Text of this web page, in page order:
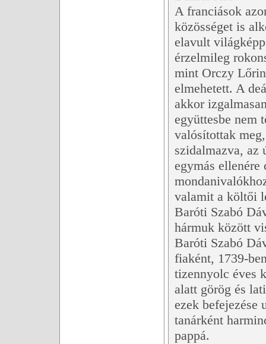
A franciások
közösséget is
elavult
érzelmileg
mint Orczy
elmehetett. A
akkor
együttesbe nem
valósítottak
szidalmazva, az
egymás
valamit a költői
Baróti Szabó
hármuk között
Baróti Szabó
fiaként, 1739-
tizennyolc éves
alatt görög és
ezek befejezése
tanárként
pappá.